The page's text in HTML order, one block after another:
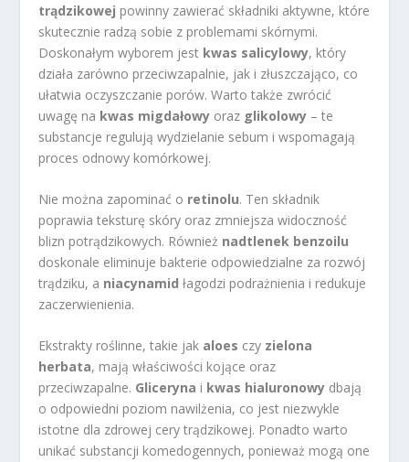
trądzikowej powinny zawierać składniki aktywne, które
skutecznie radzą sobie z problemami skórnymi.
Doskonałym wyborem jest kwas salicylowy, który
działa zarówno przeciwzapalnie, jak i złuszczająco, co
ułatwia oczyszczanie porów. Warto także zwrócić
uwagę na kwas migdałowy oraz glikolowy – te
substancje regulują wydzielanie sebum i wspomagają
proces odnowy komórkowej.
Nie można zapominać o retinolu. Ten składnik
poprawia teksturę skóry oraz zmniejsza widoczność
blizn potrądzikowych. Również nadtlenek benzoilu
doskonale eliminuje bakterie odpowiedzialne za rozwój
trądziku, a niacynamid łagodzi podrażnienia i redukuje
zaczerwienienia.
Ekstrakty roślinne, takie jak aloes czy zielona
herbata, mają właściwości kojące oraz
przeciwzapalne. Gliceryna i kwas hialuronowy dbają
o odpowiedni poziom nawilżenia, co jest niezwykle
istotne dla zdrowej cery trądzikowej. Ponadto warto
unikać substancji komedogennych, ponieważ mogą one